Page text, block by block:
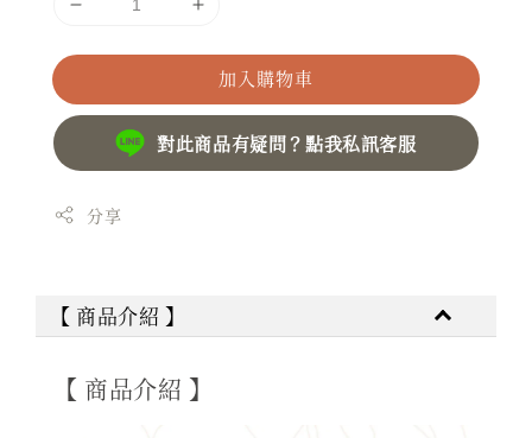
加入購物車
對此商品有疑問？點我私訊客服
分享
【 商品介紹 】
【 商品介紹 】